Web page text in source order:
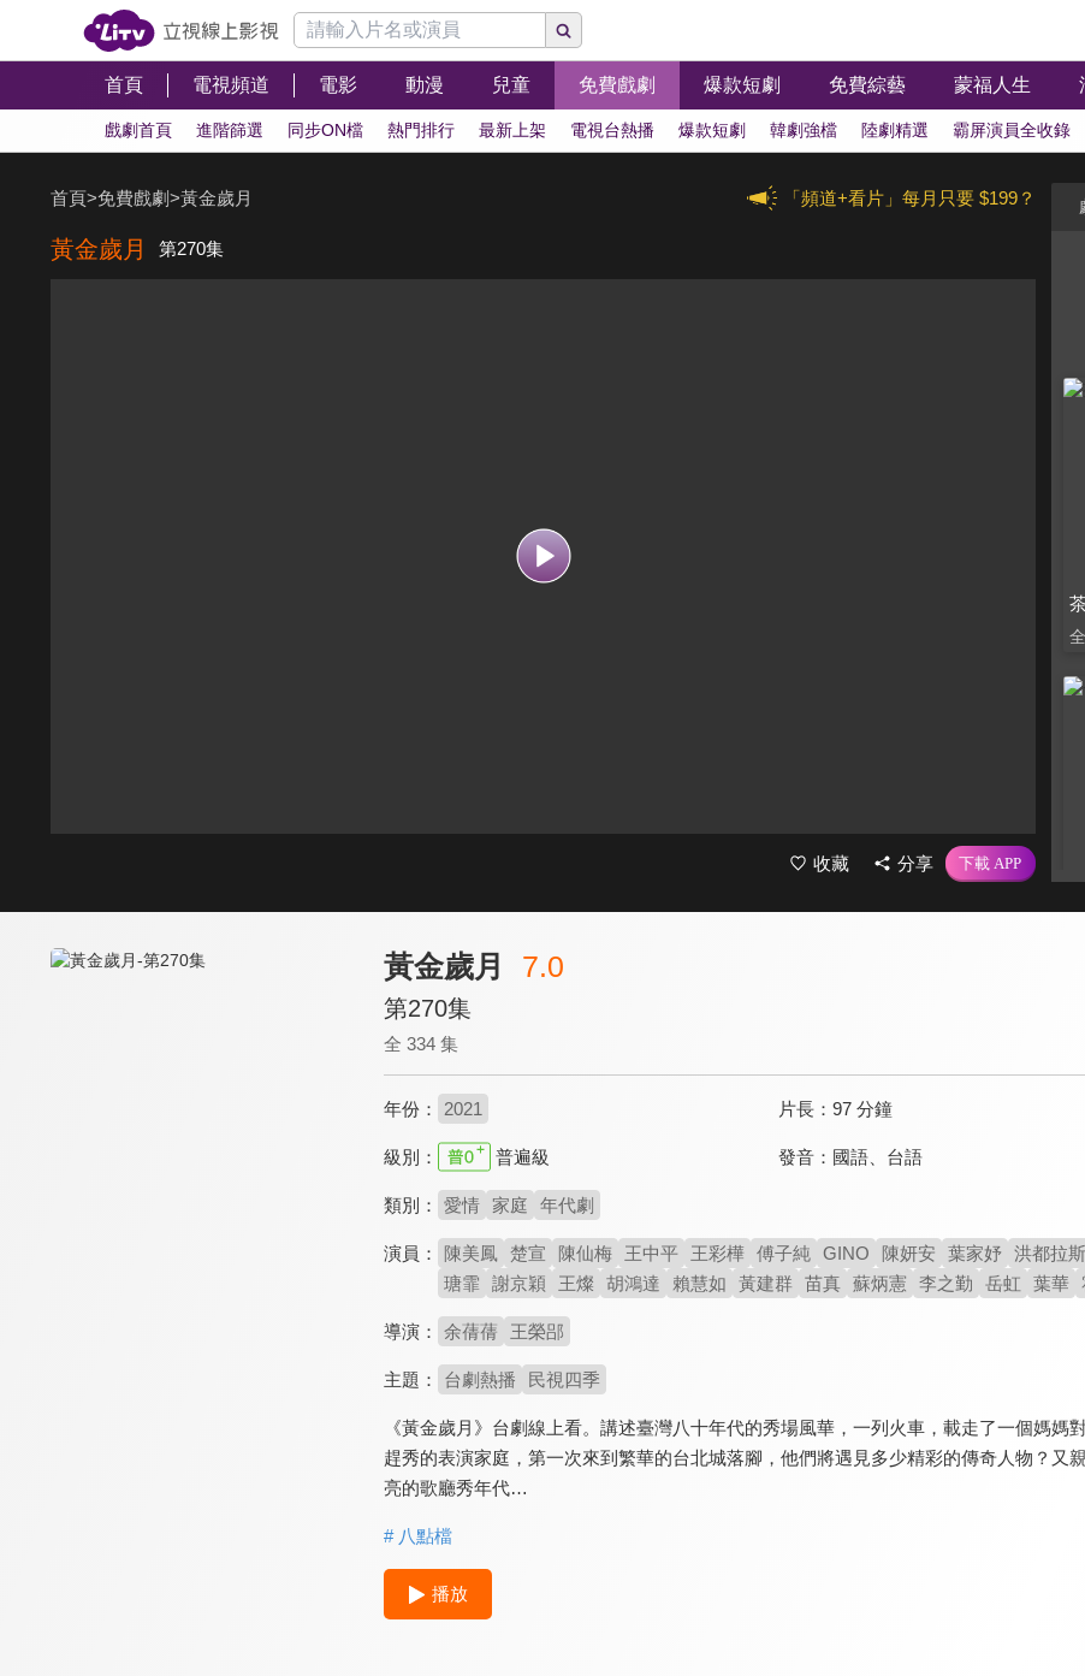
首頁 電視頻道 電影 動漫 兒童 免費戲劇 爆款短劇 免費綜藝 蒙福人生
戲劇首頁 進階篩選 同步ON檔 熱門排行 最新上架 電視台熱播 爆款短劇 韓劇強檔 陸劇精選 霸屏演員全收錄
「頻道+看片」每月只要 $199？
首頁>免費戲劇>黃金歲月
黃金歲月 第270集
收藏 分享
黃金歲月 7.0
第270集
全 334 集
年份： 2021 片長： 97 分鐘
級別： 普遍級 發音： 國語、 台語
類別： 愛情 家庭 年代劇
演員： 陳美鳳 楚宣 陳仙梅 王中平 王彩樺 傅子純 GINO 陳妍安 葉家妤 洪都拉斯
瑭霏
謝京穎 王燦 胡鴻達 賴慧如 黃建群 苗真 蘇炳憲 李之勤 岳虹 葉華
導演： 余蒨蒨 王榮郘
主題： 台劇熱播 民視四季
《黃金歲月》台劇線上看。講述臺灣八十年代的秀場風華，一列火車，載走了一個媽
趕秀的表演家庭，第一次來到繁華的台北城落腳，他們將遇見多少精彩的傳奇人物？又
亮的歌廳秀年代…
# 八點檔
播放